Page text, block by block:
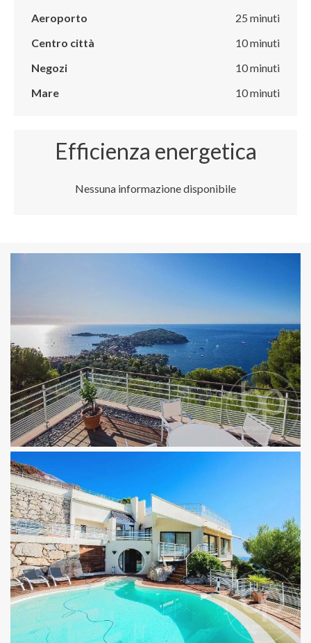
Aeroporto
25 minuti
Centro città
10 minuti
Negozi
10 minuti
Mare
10 minuti
Efficienza energetica
Nessuna informazione disponibile